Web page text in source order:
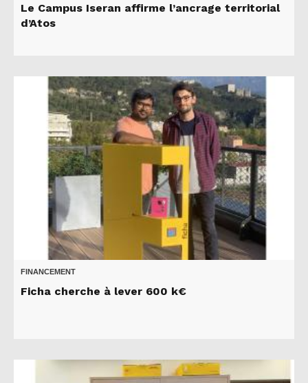
Le Campus Iseran affirme l’ancrage territorial
d’Atos
FINANCEMENT
Ficha cherche à lever 600 k€